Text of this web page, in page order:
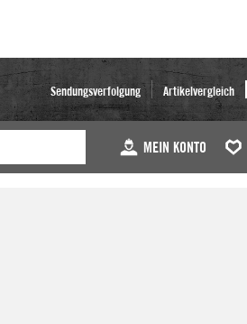
Sendungsverfolgung Artikelvergleich
MEIN KONTO